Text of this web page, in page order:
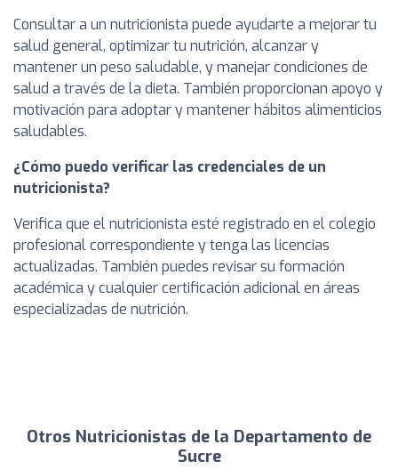
Consultar a un nutricionista puede ayudarte a mejorar tu
salud general, optimizar tu nutrición, alcanzar y
mantener un peso saludable, y manejar condiciones de
salud a través de la dieta. También proporcionan apoyo y
motivación para adoptar y mantener hábitos alimenticios
saludables.
¿Cómo puedo verificar las credenciales de un
nutricionista?
Verifica que el nutricionista esté registrado en el colegio
profesional correspondiente y tenga las licencias
actualizadas. También puedes revisar su formación
académica y cualquier certificación adicional en áreas
especializadas de nutrición.
Otros Nutricionistas de la Departamento de
Sucre